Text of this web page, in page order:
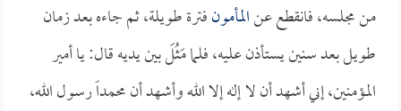
من مجلسه، فانقطع عنالمأمونفترة طويلة، ثم جاءه بعد زمان
طويل بعد سنين يستأذن عليه، فلما مَثُلَ بين يديه قال: يا أمير
المؤمنين، إني أشهد أن لا إله إلا الله وأشهد أن محمداً رسول الله،